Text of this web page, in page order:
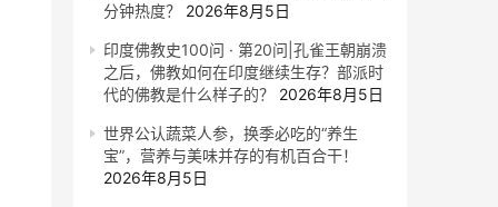
分钟热度？
2026年8月5日
印度佛教史100问 · 第20问|孔雀王朝崩溃
之后，佛教如何在印度继续生存？部派时
代的佛教是什么样子的？
2026年8月5日
世界公认蔬菜人参，换季必吃的“养生
宝”，营养与美味并存的有机百合干！
2026年8月5日